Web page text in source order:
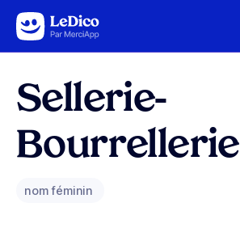
Aller au contenu
Sellerie-
Bourrellerie
nom féminin